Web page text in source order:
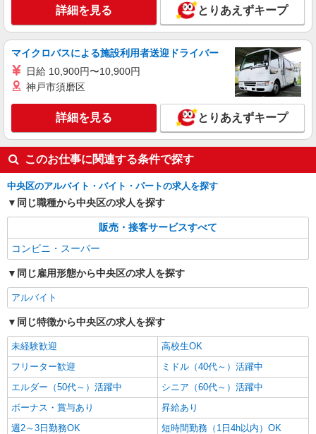
サミットストア ららテラス HARUMI FLAG店
■サミットストア ららテラス HARUMI FLAG
店 東京都中央区晴海5丁目2番31号（ららテラス
HARUMI FLAG内）
キープ 詳細を見る
詳細を見る とりあえずキープ
マイクロバスによる施設利用者送迎ドライバー
日給 10,900円〜10,900円
神戸市須磨区
詳細を見る とりあえずキープ
このお仕事に関連する条件で探す
中央区のアルバイト・バイト・パートの求人を探す
同じ職種から中央区の求人を探す
販売・接客サービスすべて
コンビニ・スーパー
同じ雇用形態から中央区の求人を探す
アルバイト
同じ特徴から中央区の求人を探す
未経験歓迎
高校生OK
フリーター歓迎
ミドル（40代～）活躍中
エルダー（50代～）活躍中
シニア（60代～）活躍中
ボーナス・賞与あり
昇給あり
週2～3日勤務OK
短時間勤務（1日4h以内）OK